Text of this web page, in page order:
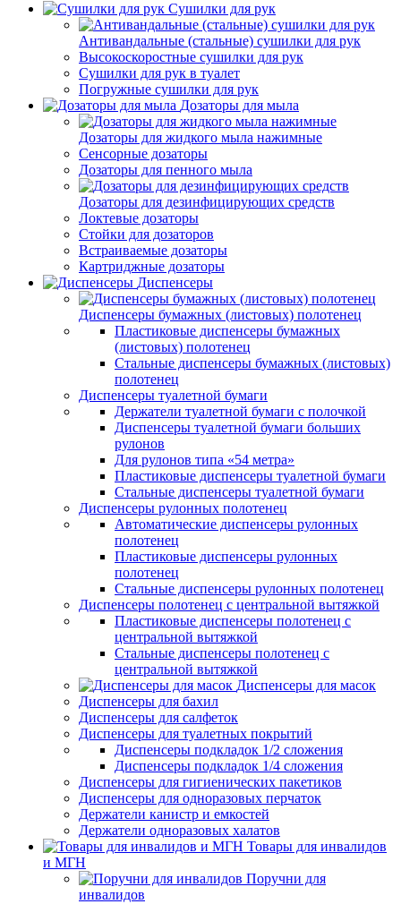
Сушилки для рук
Антивандальные (стальные) сушилки для рук
Высокоскоростные сушилки для рук
Сушилки для рук в туалет
Погружные сушилки для рук
Дозаторы для мыла
Дозаторы для жидкого мыла нажимные
Сенсорные дозаторы
Дозаторы для пенного мыла
Дозаторы для дезинфицирующих средств
Локтевые дозаторы
Стойки для дозаторов
Встраиваемые дозаторы
Картриджные дозаторы
Диспенсеры
Диспенсеры бумажных (листовых) полотенец
Пластиковые диспенсеры бумажных
(листовых) полотенец
Стальные диспенсеры бумажных (листовых)
полотенец
Диспенсеры туалетной бумаги
Держатели туалетной бумаги с полочкой
Диспенсеры туалетной бумаги больших
рулонов
Для рулонов типа «54 метра»
Пластиковые диспенсеры туалетной бумаги
Стальные диспенсеры туалетной бумаги
Диспенсеры рулонных полотенец
Автоматические диспенсеры рулонных
полотенец
Пластиковые диспенсеры рулонных
полотенец
Стальные диспенсеры рулонных полотенец
Диспенсеры полотенец с центральной вытяжкой
Пластиковые диспенсеры полотенец с
центральной вытяжкой
Стальные диспенсеры полотенец с
центральной вытяжкой
Диспенсеры для масок
Диспенсеры для бахил
Диспенсеры для салфеток
Диспенсеры для туалетных покрытий
Диспенсеры подкладок 1/2 сложения
Диспенсеры подкладок 1/4 сложения
Диспенсеры для гигиенических пакетиков
Диспенсеры для одноразовых перчаток
Держатели канистр и емкостей
Держатели одноразовых халатов
Товары для инвалидов
и МГН
Поручни для
инвалидов